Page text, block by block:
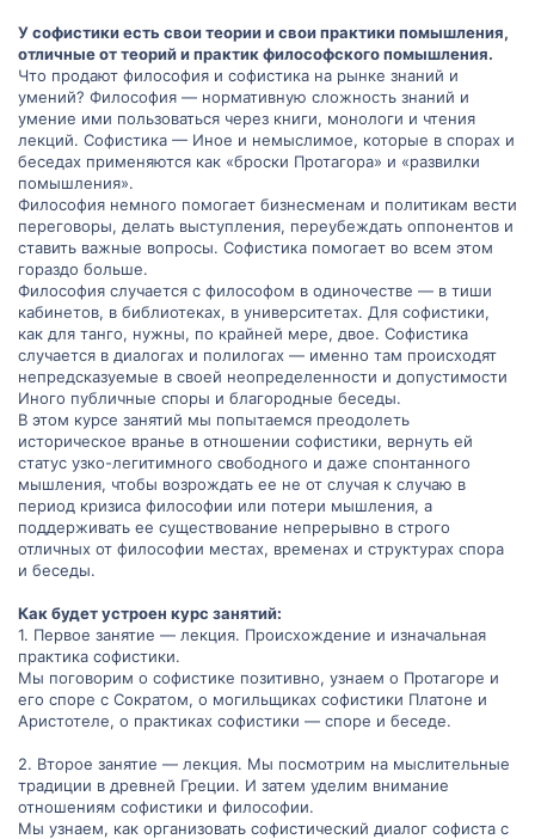
У софистики есть свои теории и свои практики помышления,
отличные от теорий и практик философского помышления.
Что продают философия и софистика на рынке знаний и
умений? Философия — нормативную сложность знаний и
умение ими пользоваться через книги, монологи и чтения
лекций. Софистика — Иное и немыслимое, которые в спорах и
беседах применяются как «броски Протагора» и «развилки
помышления».
Философия немного помогает бизнесменам и политикам вести
переговоры, делать выступления, переубеждать оппонентов и
ставить важные вопросы. Софистика помогает во всем этом
гораздо больше.
Философия случается с философом в одиночестве — в тиши
кабинетов, в библиотеках, в университетах. Для софистики,
как для танго, нужны, по крайней мере, двое. Софистика
случается в диалогах и полилогах — именно там происходят
непредсказуемые в своей неопределенности и допустимости
Иного публичные споры и благородные беседы.
В этом курсе занятий мы попытаемся преодолеть
историческое вранье в отношении софистики, вернуть ей
статус узко-легитимного свободного и даже спонтанного
мышления, чтобы возрождать ее не от случая к случаю в
период кризиса философии или потери мышления, а
поддерживать ее существование непрерывно в строго
отличных от философии местах, временах и структурах спора
и беседы.
Как будет устроен курс занятий:
1. Первое занятие — лекция. Происхождение и изначальная
практика софистики.
Мы поговорим о софистике позитивно, узнаем о Протагоре и
его споре с Сократом, о могильщиках софистики Платоне и
Аристотеле, о практиках софистики — споре и беседе.
2. Второе занятие — лекция. Мы посмотрим на мыслительные
традиции в древней Греции. И затем уделим внимание
отношениям софистики и философии.
Мы узнаем, как организовать софистический диалог софиста с